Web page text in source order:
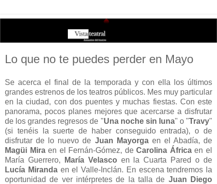
Lo que no te puedes perder en Mayo
Se acerca el final de la temporada y con ella los últimos
grandes estrenos de los teatros públicos. Mes muy particular
en la ciudad, con dos puentes y muchas fiestas. Con este
panorama, pocos planes mejores que acercarse a disfrutar
de los grandes regresos de "Una noche sin luna" o "Travy"
(si tenéis la suerte de haber conseguido entrada), o de
disfrutar de lo nuevo de Juan Mayorgaen el Abadía, de
Magüi Miraen el Fernán-Gómez, deCarolina Áfricaen el
María Guerrero,
María Velasco en la Cuarta Pared o de
Lucía Mirandaen el Valle-Inclán. En escena tendremos la
oportunidad de ver intérpretes de la talla de Juan Diego